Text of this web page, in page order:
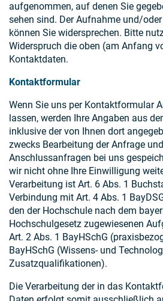
aufgenommen, auf denen Sie
sehen sind. Der Aufnahme und/
können Sie widersprechen. Bitte
Widerspruch die oben (am Anfang
Kontaktdaten.
Kontaktformular
Wenn Sie uns per Kontaktformular
lassen, werden Ihre Angaben aus
inklusive der von Ihnen dort
zwecks Bearbeitung der Anfrage
Anschlussanfragen bei uns
wir nicht ohne Ihre Einwilligung
Verarbeitung ist Art. 6 Abs. 1
Verbindung mit Art. 4 Abs. 1
den der Hochschule nach dem
Hochschulgesetz zugewiesenen
Art. 2 Abs. 1 BayHSchG
BayHSchG (Wissens- und
Zusatzqualifikationen).
Die Verarbeitung der in das